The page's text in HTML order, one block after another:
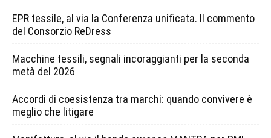
EPR tessile, al via la Conferenza unificata. Il commento
del Consorzio ReDress
Macchine tessili, segnali incoraggianti per la seconda
metà del 2026
Accordi di coesistenza tra marchi: quando convivere è
meglio che litigare